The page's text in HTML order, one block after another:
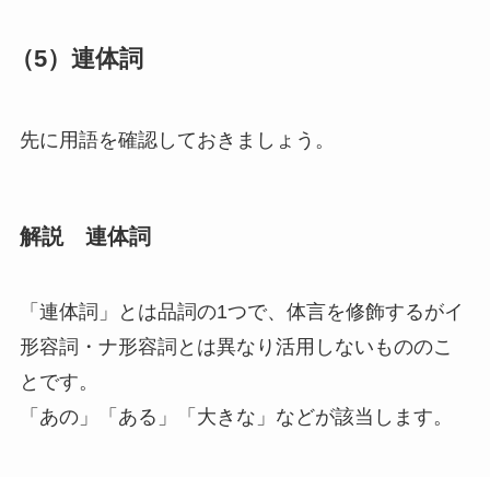
（5）連体詞
先に用語を確認しておきましょう。
解説 連体詞
「連体詞」 とは品詞の1つで、 体言を修飾するがイ
形容詞・ナ形容詞とは異なり活用しないもののこ
とです。
「あの」「ある」「大きな」などが該当します。